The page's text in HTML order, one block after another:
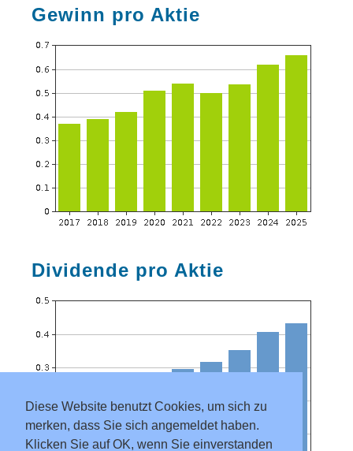
Diese Website benutzt Cookies, um sich zu
merken, dass Sie sich angemeldet haben.
Klicken Sie auf OK, wenn Sie einverstanden
Gewinn pro Aktie
Dividende pro Aktie